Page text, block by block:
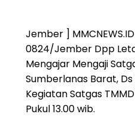
Jember ]
0824/Jember Dpp
Mengajar Mengaji
Sumberlanas Barat,
Kegiatan Satgas
Pukul 13.00 wib.